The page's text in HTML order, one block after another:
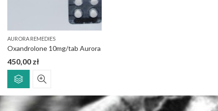
AURORA REMEDIES
Oxandrolone 10mg/tab Aurora
450,00 zł
Ten
produkt
ma
wiele